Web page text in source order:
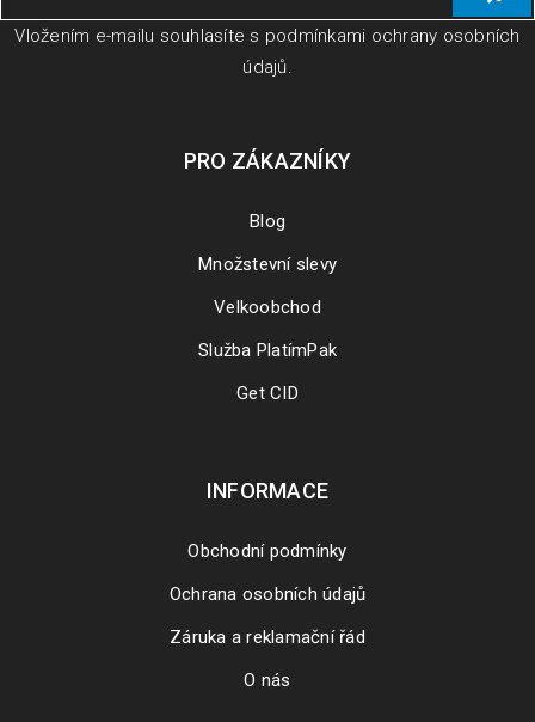
Vložením e-mailu souhlasíte s podmínkami ochrany osobních
údajů.
PRO ZÁKAZNÍKY
Blog
Množstevní slevy
Velkoobchod
Služba PlatímPak
Get CID
INFORMACE
Obchodní podmínky
Ochrana osobních údajů
Záruka a reklamační řád
O nás